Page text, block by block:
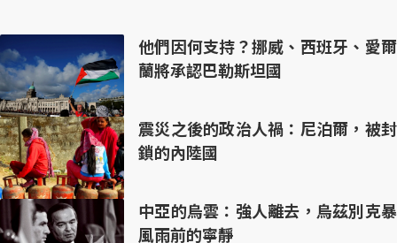
他們因何支持？挪威、西班牙、愛爾
蘭將承認巴勒斯坦國
震災之後的政治人禍：尼泊爾，被封
鎖的內陸國
中亞的烏雲：強人離去，烏茲別克暴
風雨前的寧靜